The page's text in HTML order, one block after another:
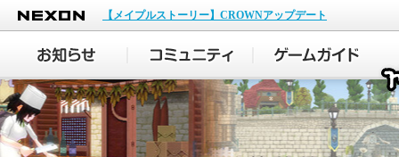
NEXON
【メイプルストーリー】CROWNアップデート